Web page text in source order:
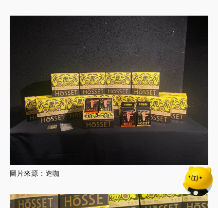
圖片來源：造咖